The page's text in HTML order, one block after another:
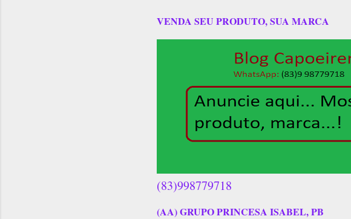
VENDA SEU PRODUTO, SUA MARCA
(83)998779718
(AA) GRUPO PRINCESA ISABEL, PB